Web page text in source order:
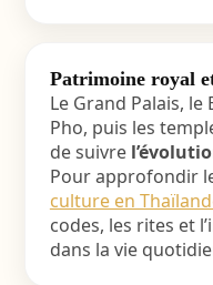
Patrimoine royal
Le Grand Palais,
Pho, puis les
de suivre
Pour approfondir
culture en
codes, les rites et
dans la vie